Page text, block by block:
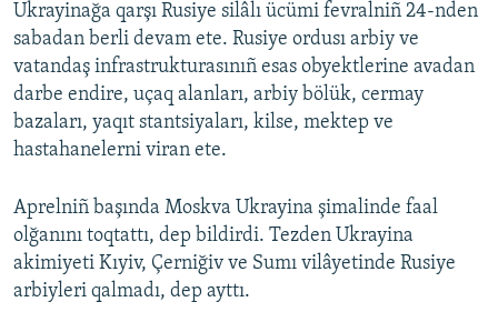
Ukrayinağa qarşı Rusiye silâlı ücümi fevralniñ 24-nden
sabadan berli devam ete. Rusiye ordusı arbiy ve
vatandaş infrastrukturasınıñ esas obyektlerine avadan
darbe endire, uçaq alanları, arbiy bölük, cermay
bazaları, yaqıt stantsiyaları, kilse, mektep ve
hastahanelerni viran ete.
Aprelniñ başında Moskva Ukrayina şimalinde faal
olğanını toqtattı, dep bildirdi. Tezden Ukrayina
akimiyeti Kıyiv, Çerniğiv ve Sumı vilâyetinde Rusiye
arbiyleri qalmadı, dep ayttı.